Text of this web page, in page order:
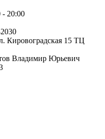
20:00
Кировоградская 15 ТЦ
Владимир Юрьевич